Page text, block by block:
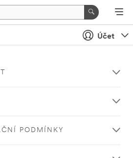
Účet
PODMÍNKY